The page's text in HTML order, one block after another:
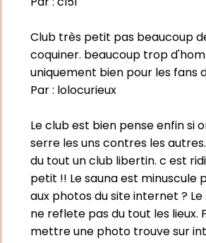
Club très petit pas beaucoup
coquiner. beaucoup trop
uniquement bien pour les fans
Par : lolocurieux
Le club est bien pense enfin si
serre les uns contres les
du tout un club libertin. c est
petit !! Le sauna est minuscule
aux photos du site internet ?
ne reflete pas du tout les lieux.
mettre une photo trouve sur